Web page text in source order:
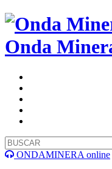
Onda
ONDAMINERA online